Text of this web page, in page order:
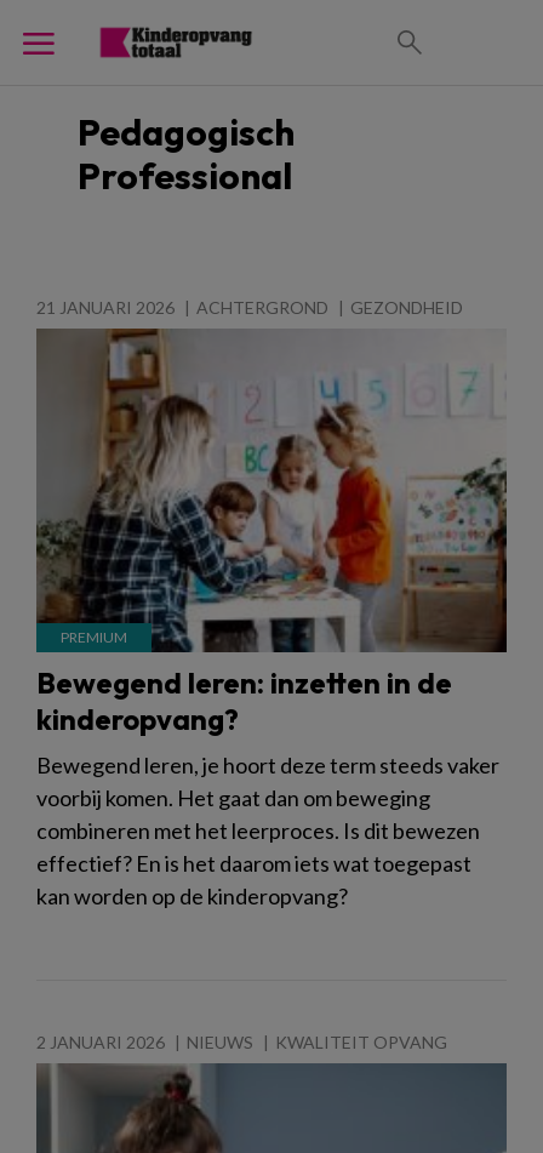
Pedagogisch
Professional
21 JANUARI 2026 ACHTERGROND GEZONDHEID
Bewegend leren: inzetten in de
kinderopvang?
Bewegend leren, je hoort deze term steeds vaker
voorbij komen. Het gaat dan om beweging
combineren met het leerproces. Is dit bewezen
effectief? En is het daarom iets wat toegepast
kan worden op de kinderopvang?
2 JANUARI 2026 NIEUWS KWALITEIT OPVANG